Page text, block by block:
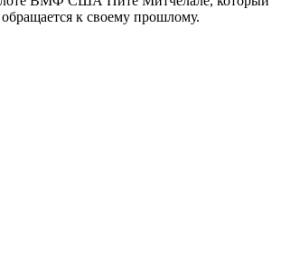
к своему прошлому.